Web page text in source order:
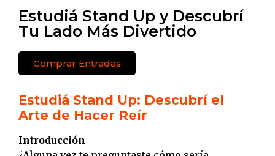
Estudiá Stand Up y Descubrí
Tu Lado Más Divertido
Comprar Entradas
Estudiá Stand Up: Descubrí el
Arte de Hacer Reír
Introducción